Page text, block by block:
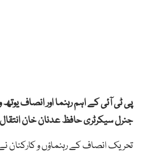
پی ٹی آئی کے اہم رہنما اور انصاف
جنرل سیکرٹری حافظ عدنان خان
تحریک انصاف کے رہنماؤں و کارکنان